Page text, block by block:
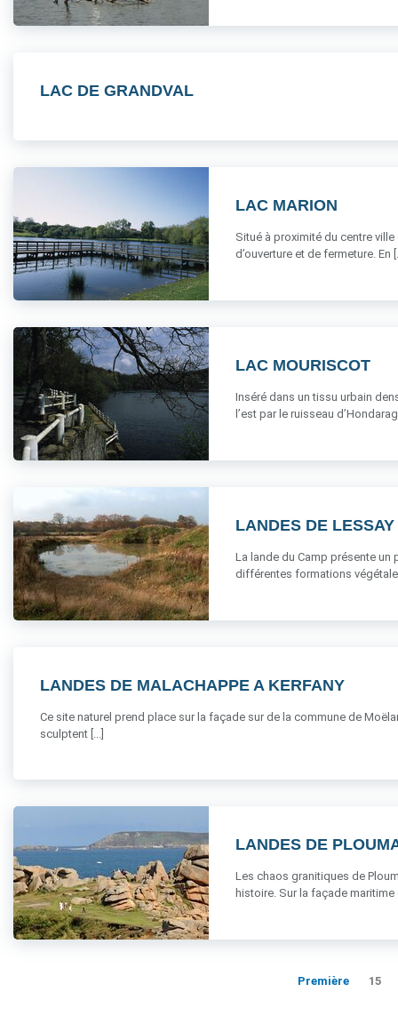
LAC DE GRANDVAL
LAC MARION
Situé à proximité du centre
d’ouverture et de fermeture. En
LAC MOURISCOT
Inséré dans un tissu urbain
l’est par le ruisseau
LANDES DE LESSAY
La lande du Camp présente un
différentes formations
LANDES DE MALACHAPPE A KERFANY
Ce site naturel prend place sur la façade sur de la commune de
sculptent [...]
LANDES DE
Les chaos granitiques de
histoire. Sur la façade maritime
Première 15